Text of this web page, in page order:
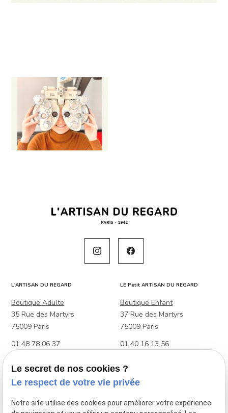
L'ARTISAN DU REGARD
Boutique Adulte
35 Rue des Martyrs
75009 Paris
01 48 78 06 37
Boutique Adulte & Enfant
88 Rue Raymond Losserand
75014 Paris
01 45 39 27 48
LE Petit ARTISAN DU REGARD
Boutique Enfant
37 Rue des Martyrs
75009 Paris
01 40 16 13 56
Le secret de nos cookies ?
Le respect de votre vie privée
Notre site utilise des cookies pour améliorer votre expérience